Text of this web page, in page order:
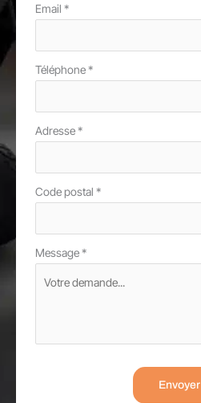
Email *
Téléphone*
Adresse*
Code postal *
Message*
Envoyer